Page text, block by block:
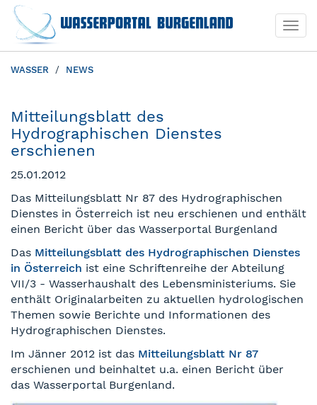
WASSER NEWS
Mitteilungsblatt des
Hydrographischen Dienstes
erschienen
25.01.2012
Das Mitteilungsblatt Nr 87 des Hydrographischen
Dienstes in Österreich ist neu erschienen und enthält
einen Bericht über das Wasserportal Burgenland
Das Mitteilungsblatt des Hydrographischen Dienstes
in Österreich ist eine Schriftenreihe der Abteilung
VII/3 - Wasserhaushalt des Lebensministeriums. Sie
enthält Originalarbeiten zu aktuellen hydrologischen
Themen sowie Berichte und Informationen des
Hydrographischen Dienstes.
Im Jänner 2012 ist das Mitteilungsblatt Nr 87
erschienen und beinhaltet u.a. einen Bericht über
das Wasserportal Burgenland.